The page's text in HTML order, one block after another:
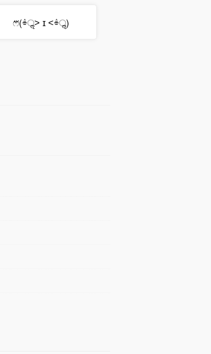
ෆ⃛(ٛ⌯ॢ˃ ɪ ˂ٛ⌯ॢ)